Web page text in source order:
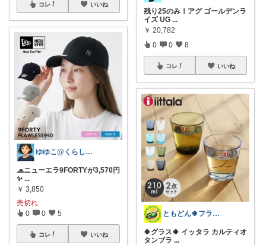
コレ いいね
ゆゆこ@くらしを楽に便利に✨
🧢ニューエラ9FORTYが3,570円
✨ ...
￥ 3,850
売切れ
0 0 5
コレ いいね
残り25のみ！アグ ゴールデンラ
イズ UG ...
￥ 20,782
0 0 8
コレ いいね
ともどん🍀フライパン料理ある暮らし🍳
🍀グラス🍀 イッタラ カルティオ
タンブラ ...